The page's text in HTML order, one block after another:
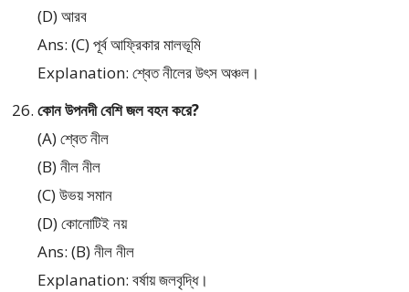
(D) আরব
Ans: (C) পূর্ব আফ্রিকার মালভূমি
Explanation: শ্বেত নীলের উৎস অঞ্চল।
কোন উপনদী বেশি জল বহন করে?
(A) শ্বেত নীল
(B) নীল নীল
(C) উভয় সমান
(D) কোনোটিই নয়
Ans: (B) নীল নীল
Explanation: বর্ষায় জলবৃদ্ধি।